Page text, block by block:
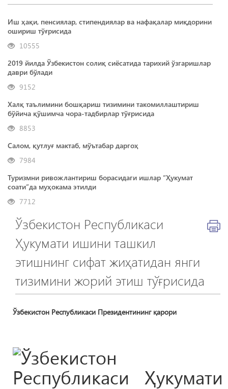
Иш ҳақи, пенсиялар, стипендиялар ва нафақалар миқдорини
ошириш тўғрисида
10555
2019 йилда Ўзбекистон солиқ сиёсатида тарихий ўзгаришлар
даври бўлади
9152
Халқ таълимини бошқариш тизимини такомиллаштириш
бўйича қўшимча чора-тадбирлар тўғрисида
8853
Салом, қутлуғ мактаб, мўътабар даргоҳ
7984
Туризмни ривожлантириш борасидаги ишлар “Ҳукумат
соати”да муҳокама этилди
7712
Ўзбекистон Республикаси
Ҳукумати ишини ташкил
этишнинг сифат жиҳатидан янги
тизимини жорий этиш тўғрисида
Ўзбекистон Республикаси Президентининг қарори